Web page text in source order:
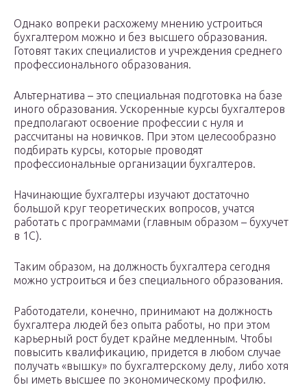
Однако вопреки расхожему мнению устроиться
бухгалтером можно и без высшего образования.
Готовят таких специалистов и учреждения среднего
профессионального образования.
Альтернатива – это специальная подготовка на базе
иного образования. Ускоренные курсы бухгалтеров
предполагают освоение профессии с нуля и
рассчитаны на новичков. При этом целесообразно
подбирать курсы, которые проводят
профессиональные организации бухгалтеров.
Начинающие бухгалтеры изучают достаточно
большой круг теоретических вопросов, учатся
работать с программами (главным образом – бухучет
в 1С).
Таким образом, на должность бухгалтера сегодня
можно устроиться и без специального образования.
Работодатели, конечно, принимают на должность
бухгалтера людей без опыта работы, но при этом
карьерный рост будет крайне медленным. Чтобы
повысить квалификацию, придется в любом случае
получать «вышку» по бухгалтерскому делу, либо хотя
бы иметь высшее по экономическому профилю.